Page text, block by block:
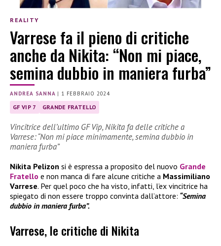
REALITY
Varrese fa il pieno di critiche
anche da Nikita: “Non mi piace,
semina dubbio in maniera furba”
ANDREA SANNA | 1 FEBBRAIO 2024
GF VIP 7 GRANDE FRATELLO
Vincitrice dell’ultimo GF Vip, Nikita fa delle critiche a
Varrese: “Non mi piace minimamente, semina dubbio in
maniera furba”
Nikita Pelizon si è espressa a proposito del nuovo Grande
Fratello e non manca di fare alcune critiche a Massimiliano
Varrese. Per quel poco che ha visto, infatti, l’ex vincitrice ha
spiegato di non essere troppo convinta dall’attore: “Semina
dubbio in maniera furba”.
Varrese, le critiche di Nikita